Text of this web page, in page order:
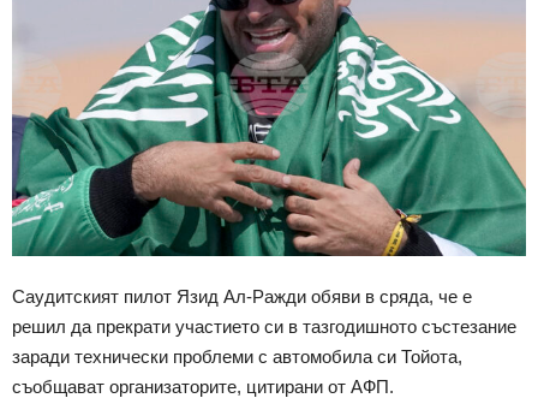
Саудитският пилот Язид Ал-Ражди обяви в сряда, че е
решил да прекрати участието си в тазгодишното състезание
заради технически проблеми с автомобила си Тойота,
съобщават организаторите, цитирани от АФП.